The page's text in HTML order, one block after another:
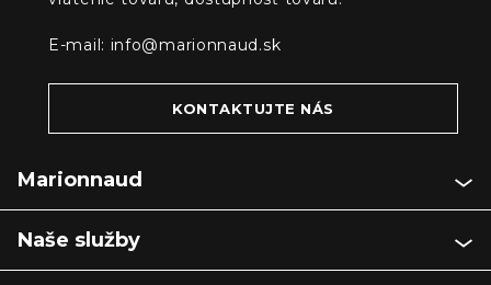
E-mail: info@marionnaud.sk
KONTAKTUJTE NÁS
Marionnaud
Naše služby